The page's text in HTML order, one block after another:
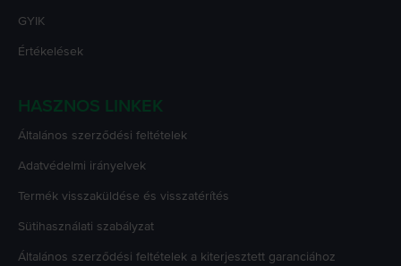
GYIK
Értékelések
HASZNOS LINKEK
Általános szerződési feltételek
Adatvédelmi irányelvek
Termék visszaküldése és visszatérítés
Sütihasználati szabályzat
Általános szerződési feltételek a kiterjesztett garanciához